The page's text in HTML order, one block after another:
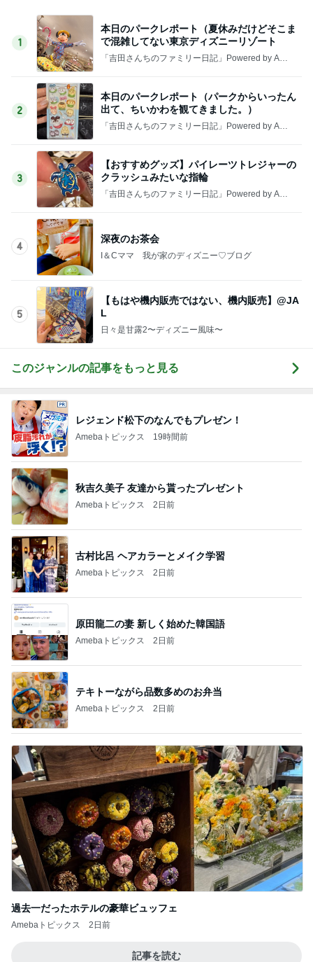
1
本日のパークレポート（夏休みだけどそこま
で混雑してない東京ディズニーリゾート
「吉田さんちのファミリー日記」Powered by Ame
2
本日のパークレポート（パークからいったん
出て、ちいかわを観てきました。）
「吉田さんちのファミリー日記」Powered by Ame
3
【おすすめグッズ】パイレーツトレジャーの
クラッシュみたいな指輪
「吉田さんちのファミリー日記」Powered by Ame
4
深夜のお茶会
I＆Cママ 我が家のディズニー♡ブログ
5
【もはや機内販売ではない、機内販売】@JA
L
日々是甘露2〜ディズニー風味〜
このジャンルの記事をもっと見る
レジェンド松下のなんでもプレゼン！
Amebaトピックス 19時間前
秋吉久美子 友達から貰ったプレゼント
Amebaトピックス 2日前
古村比呂 ヘアカラーとメイク学習
Amebaトピックス 2日前
原田龍二の妻 新しく始めた韓国語
Amebaトピックス 2日前
テキトーながら品数多めのお弁当
Amebaトピックス 2日前
過去一だったホテルの豪華ビュッフェ
Amebaトピックス 2日前
記事を読む